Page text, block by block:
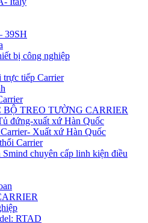
39SH
bị công nghiệp
trực tiếp Carrier
TREO TƯỜNG CARRIER
đứng-xuất xứ Hàn Quốc
Xuất xứ Hàn Quốc
Carrier
chuyên cấp linh kiện điều
RTAD